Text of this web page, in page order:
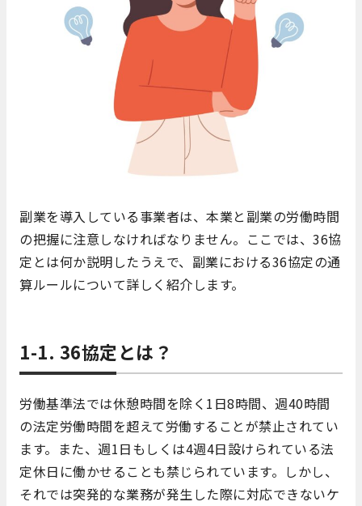
副業を導入している事業者は、本業と副業の労働時間
の把握に注意しなければなりません。ここでは、36協
定とは何か説明したうえで、副業における36協定の通
算ルールについて詳しく紹介します。
1-1. 36協定とは？
労働基準法では休憩時間を除く1日8時間、週40時間
の法定労働時間を超えて労働することが禁止されてい
ます。また、週1日もしくは4週4日設けられている法
定休日に働かせることも禁じられています。しかし、
それでは突発的な業務が発生した際に対応できないケ